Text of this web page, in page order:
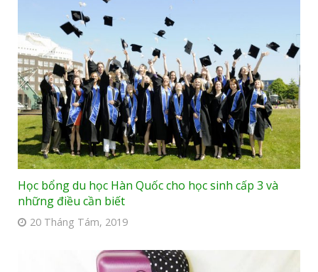
Học bổng du học Hàn Quốc cho học sinh cấp 3 và
những điều cần biết
20 Tháng Tám, 2019